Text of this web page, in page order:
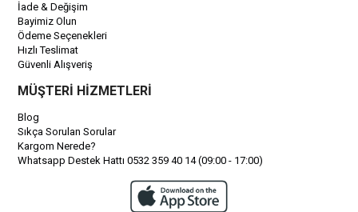
İade & Değişim
Bayimiz Olun
Ödeme Seçenekleri
Hızlı Teslimat
Güvenli Alışveriş
MÜŞTERİ HİZMETLERİ
Blog
Sıkça Sorulan Sorular
Kargom Nerede?
Whatsapp Destek Hattı 0532 359 40 14 (09:00 - 17:00)